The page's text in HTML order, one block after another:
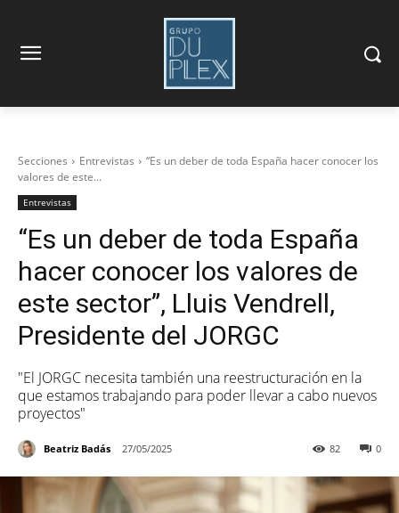
Secciones Entrevistas
“Es un deber de toda España hacer conocer los
valores de este...
Entrevistas
“Es un deber de toda España
hacer conocer los valores de
este sector”, Lluis Vendrell,
Presidente del JORGC
"El JORGC necesita también una reestructuración en la
que estamos trabajando para poder llevar a cabo nuevos
proyectos"
Beatriz Badás 27/05/2025 0
82